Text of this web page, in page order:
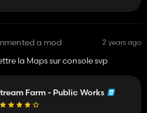
a mod 2 years ago
la Maps sur console svp
Farm - Public Works